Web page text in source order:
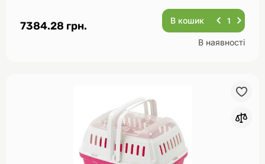
7384.28 грн. В кошик
В наявності